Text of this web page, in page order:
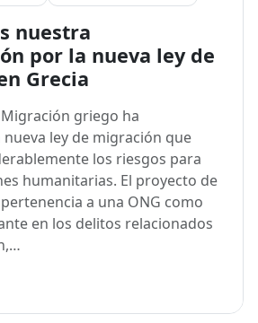
nuestra
por la nueva ley de
Grecia
griego ha
ley de migración que
los riesgos para
humanitarias. El proyecto de
a una ONG como
en los delitos relacionados